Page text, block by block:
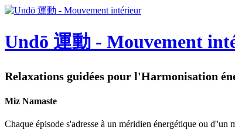
Undō 運動 - Mouvement
Relaxations guidées pour l'Harmonisation
Miz Namaste
Chaque épisode s'adresse à un méridien énergétique ou